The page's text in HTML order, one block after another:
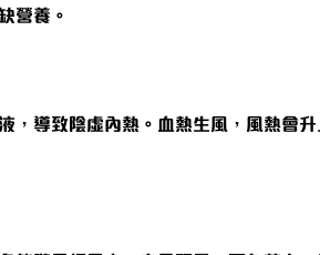
營養。
，導致陰虛內熱。血熱生風，風熱會升